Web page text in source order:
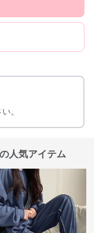
。
人気アイテム